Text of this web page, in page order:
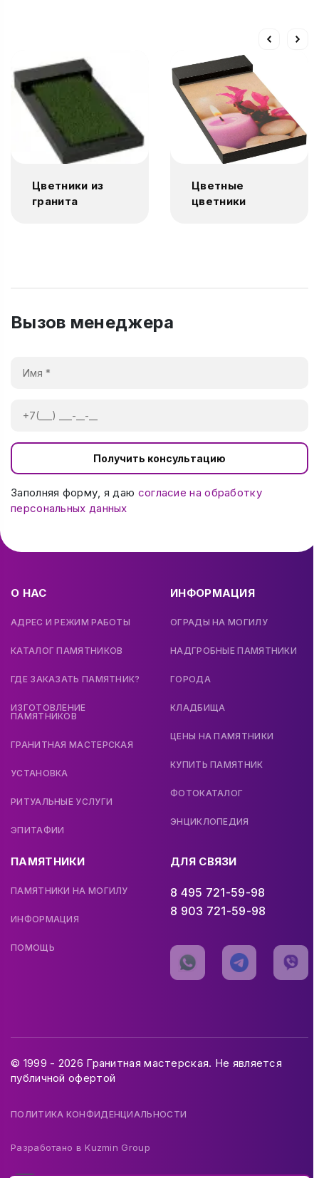
Цветники из
гранита
Цветные
цветники
Вызов менеджера
Получить консультацию
Заполняя форму, я даю согласие на обработку
персональных данных
О НАС
АДРЕС И РЕЖИМ РАБОТЫ
КАТАЛОГ ПАМЯТНИКОВ
ГДЕ ЗАКАЗАТЬ ПАМЯТНИК?
ИЗГОТОВЛЕНИЕ
ПАМЯТНИКОВ
ГРАНИТНАЯ МАСТЕРСКАЯ
УСТАНОВКА
РИТУАЛЬНЫЕ УСЛУГИ
ЭПИТАФИИ
ИНФОРМАЦИЯ
ОГРАДЫ НА МОГИЛУ
НАДГРОБНЫЕ ПАМЯТНИКИ
ГОРОДА
КЛАДБИЩА
ЦЕНЫ НА ПАМЯТНИКИ
КУПИТЬ ПАМЯТНИК
ФОТОКАТАЛОГ
ЭНЦИКЛОПЕДИЯ
ПАМЯТНИКИ
ПАМЯТНИКИ НА МОГИЛУ
ИНФОРМАЦИЯ
ПОМОЩЬ
ДЛЯ СВЯЗИ
8 495 721-59-98
8 903 721-59-98
© 1999 - 2026 Гранитная мастерская. Не является
публичной офертой
ПОЛИТИКА КОНФИДЕНЦИАЛЬНОСТИ
Разработано вKuzmin Group